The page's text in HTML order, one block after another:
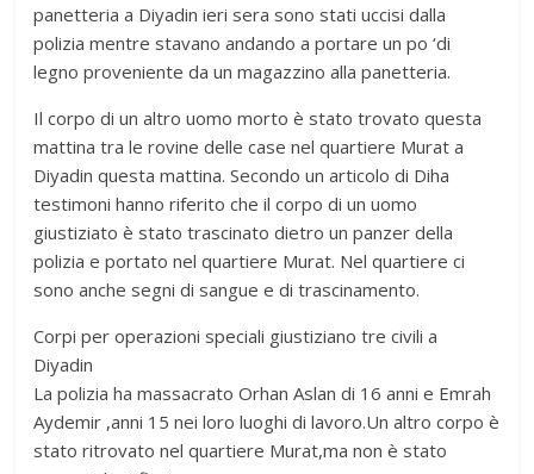
panetteria a Diyadin ieri sera sono stati uccisi dalla
polizia mentre stavano andando a portare un po ‘di
legno proveniente da un magazzino alla panetteria.
Il corpo di un altro uomo morto è stato trovato questa
mattina tra le rovine delle case nel quartiere Murat a
Diyadin questa mattina. Secondo un articolo di Diha
testimoni hanno riferito che il corpo di un uomo
giustiziato è stato trascinato dietro un panzer della
polizia e portato nel quartiere Murat. Nel quartiere ci
sono anche segni di sangue e di trascinamento.
Corpi per operazioni speciali giustiziano tre civili a
Diyadin
La polizia ha massacrato Orhan Aslan di 16 anni e Emrah
Aydemir ,anni 15 nei loro luoghi di lavoro.Un altro corpo è
stato ritrovato nel quartiere Murat,ma non è stato